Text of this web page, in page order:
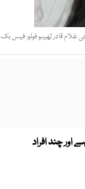
غلام قادر تھیبو فوٹو: فیس بک
اور چند افراد